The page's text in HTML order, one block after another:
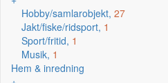
Hobby/samlarobjekt, 27
Jakt/fiske/ridsport, 1
Sport/fritid, 1
Musik, 1
Hem & inredning